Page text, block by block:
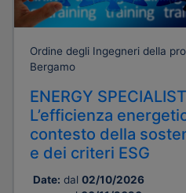
Ordine degli Ingegneri della
Bergamo
ENERGY
L’efficienza
contesto della
e dei criteri ESG
Date: dal 02/10/2026